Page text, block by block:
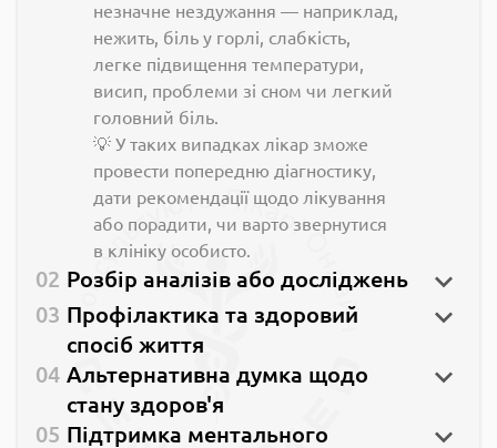
незначне нездужання — наприклад,
нежить, біль у горлі, слабкість,
легке підвищення температури,
висип, проблеми зі сном чи легкий
головний біль.
💡 У таких випадках лікар зможе
провести попередню діагностику,
дати рекомендації щодо лікування
або порадити, чи варто звернутися
в клініку особисто.
Розбір аналізів або досліджень
Профілактика та здоровий
спосіб життя
Альтернативна думка щодо
стану здоров'я
Підтримка ментального